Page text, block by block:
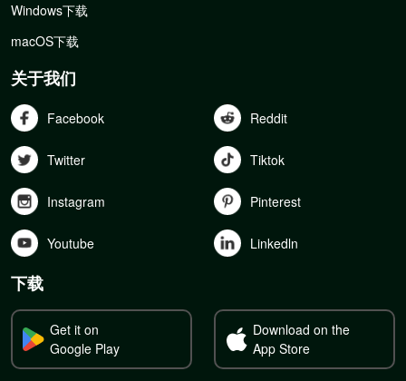
Windows下载
macOS下载
关于我们
Facebook Reddit
Twitter Tiktok
Instagram Pinterest
Youtube Linkedln
下载
Get it on
Google Play
Download on the
App Store